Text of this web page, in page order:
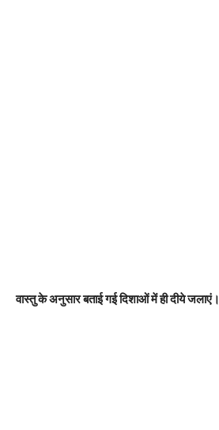
वास्तु के अनुसार बताई गई दिशाओं में ही दीये जलाएं।